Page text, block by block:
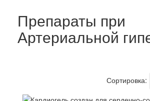
Препараты при
Артериальной
Сортировка: